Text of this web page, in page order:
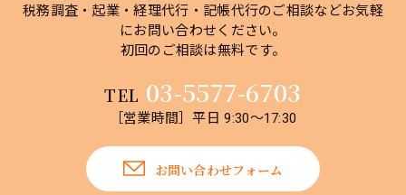
税務調査・起業・経理代行・記帳代行のご相談などお気軽
にお問い合わせください。
初回のご相談は無料です。
TEL 03-5577-6703
［営業時間］平日 9:30～17:30
お問い合わせフォーム